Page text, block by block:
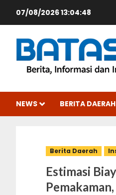
07/08/202613:04:49
NEWS BERITA DAERAH
Berita Daerah
Estimasi